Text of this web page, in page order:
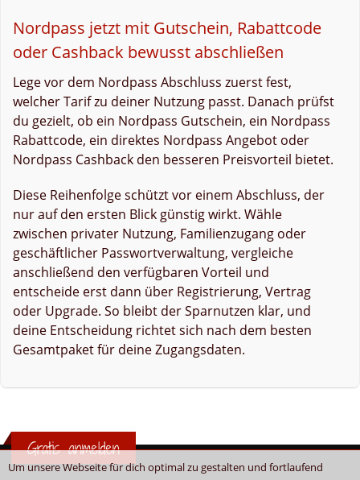
Um unsere Webseite für dich optimal zu gestalten und fortlaufend
Nordpass jetzt mit Gutschein, Rabattcode
oder Cashback bewusst abschließen
Lege vor dem Nordpass Abschluss zuerst fest,
welcher Tarif zu deiner Nutzung passt. Danach prüfst
du gezielt, ob ein Nordpass Gutschein, ein Nordpass
Rabattcode, ein direktes Nordpass Angebot oder
Nordpass Cashback den besseren Preisvorteil bietet.
Diese Reihenfolge schützt vor einem Abschluss, der
nur auf den ersten Blick günstig wirkt. Wähle
zwischen privater Nutzung, Familienzugang oder
geschäftlicher Passwortverwaltung, vergleiche
anschließend den verfügbaren Vorteil und
entscheide erst dann über Registrierung, Vertrag
oder Upgrade. So bleibt der Sparnutzen klar, und
deine Entscheidung richtet sich nach dem besten
Gesamtpaket für deine Zugangsdaten.
Gratis anmelden